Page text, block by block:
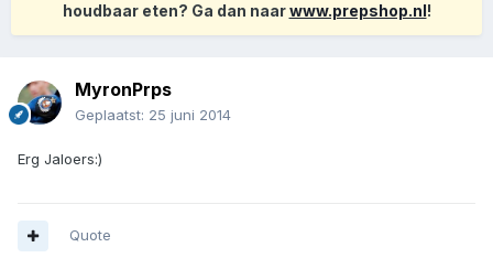
houdbaar eten? Ga dan naarwww.prepshop.nl!
MyronPrps
Geplaatst: 25 juni 2014
Erg Jaloers:)
Quote